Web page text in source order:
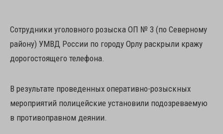
Сотрудники уголовного розыска ОП № 3 (по Северному
району) УМВД России по городу Орлу раскрыли кражу
дорогостоящего телефона.
В результате проведенных оперативно-розыскных
мероприятий полицейские установили подозреваемую
в противоправном деянии.